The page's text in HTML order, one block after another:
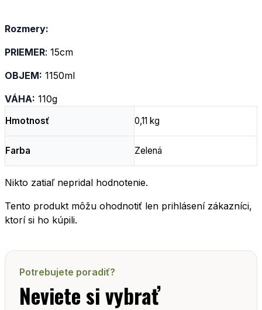
Rozmery:
PRIEMER: 15cm
OBJEM: 1150ml
VÁHA: 110g
Hmotnosť 0,11 kg
Farba Zelená
Nikto zatiaľ nepridal hodnotenie.
Tento produkt môžu ohodnotiť len prihlásení zákazníci,
ktorí si ho kúpili.
Potrebujete poradiť?
Neviete si vybrať